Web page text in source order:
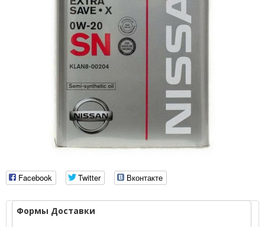
Facebook Twitter Вконтакте
Формы Доставки